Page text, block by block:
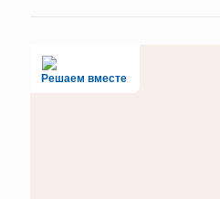
Решаем вместе